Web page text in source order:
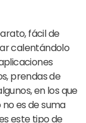
fácil de
calentándolo
prendas de
en los que
es de suma
este tipo de